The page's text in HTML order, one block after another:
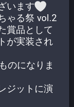
います
ゃる祭 vol.2
賞品として
が実装され
のになりま
ジットに演